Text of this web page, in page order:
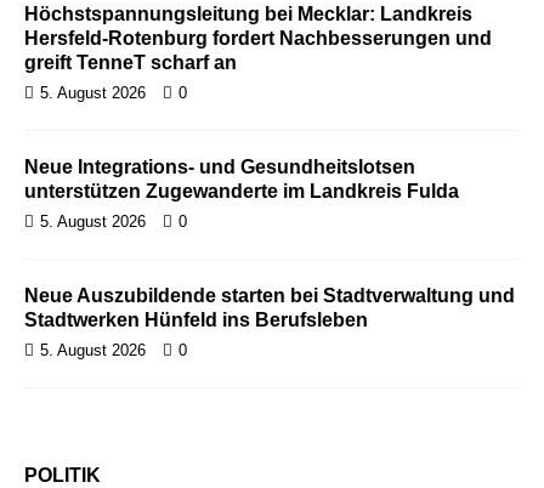
Höchstspannungsleitung bei Mecklar: Landkreis
Hersfeld-Rotenburg fordert Nachbesserungen und
greift TenneT scharf an
5. August 2026 0
Neue Integrations- und Gesundheitslotsen
unterstützen Zugewanderte im Landkreis Fulda
5. August 2026 0
Neue Auszubildende starten bei Stadtverwaltung und
Stadtwerken Hünfeld ins Berufsleben
5. August 2026 0
POLITIK